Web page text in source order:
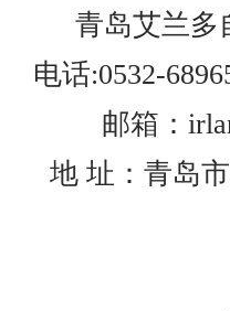
青岛艾兰多
电话:0532-
邮箱：
地 址：青岛